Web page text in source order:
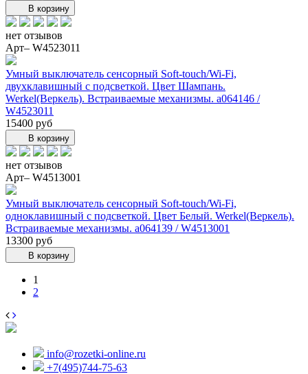
В корзину
нет отзывов
Арт– W4523011
Умный выключатель сенсорный Soft-touch/Wi-Fi,
двухклавишный с подсветкой. Цвет Шампань.
Werkel(Веркель). Встраиваемые механизмы. a064146 /
W4523011
15400 руб
В корзину
нет отзывов
Арт– W4513001
Умный выключатель сенсорный Soft-touch/Wi-Fi,
одноклавишный с подсветкой. Цвет Белый. Werkel(Веркель).
Встраиваемые механизмы. a064139 / W4513001
13300 руб
В корзину
1
2
info@rozetki-online.ru
+7(495)744-75-63